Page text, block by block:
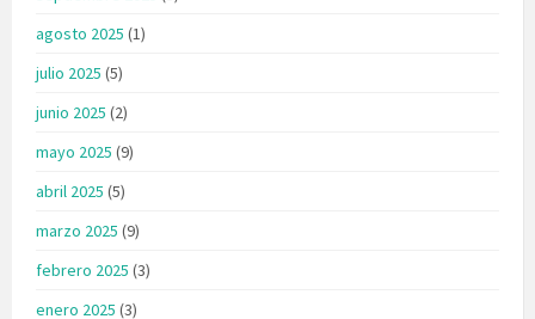
agosto 2025 (1)
julio 2025 (5)
junio 2025 (2)
mayo 2025 (9)
abril 2025 (5)
marzo 2025 (9)
febrero 2025 (3)
enero 2025 (3)